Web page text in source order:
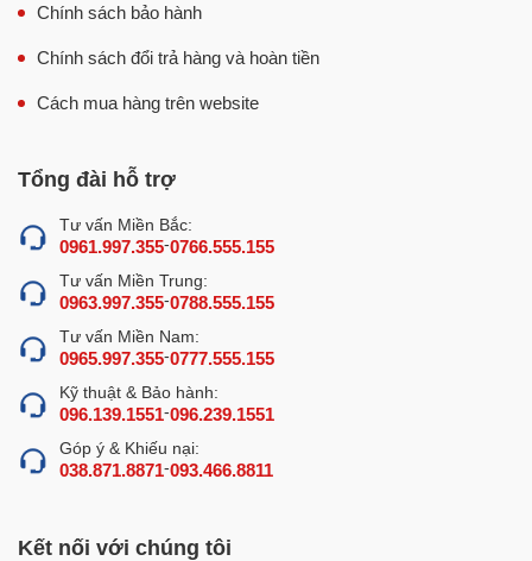
Chính sách bảo hành
Chính sách đổi trả hàng và hoàn tiền
Cách mua hàng trên website
Tổng đài hỗ trợ
Tư vấn Miền Bắc:
0961.997.355-0766.555.155
Tư vấn Miền Trung:
0963.997.355-0788.555.155
Tư vấn Miền Nam:
0965.997.355-0777.555.155
Kỹ thuật & Bảo hành:
096.139.1551-096.239.1551
Góp ý & Khiếu nại:
038.871.8871-093.466.8811
Kết nối với chúng tôi